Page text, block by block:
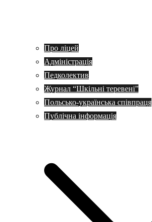
Про ліцей
Адміністрація
Педколектив
Журнал “Шкільні теревені”
Польсько-українська співпраця
Публічна інформація